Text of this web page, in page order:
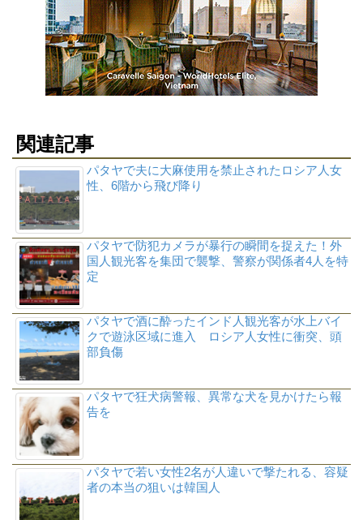
関連記事
パタヤで夫に大麻使用を禁止されたロシア人女
性、6階から飛び降り
パタヤで防犯カメラが暴行の瞬間を捉えた！外
国人観光客を集団で襲撃、警察が関係者4人を特
定
パタヤで酒に酔ったインド人観光客が水上バイ
クで遊泳区域に進入 ロシア人女性に衝突、頭
部負傷
パタヤで狂犬病警報、異常な犬を見かけたら報
告を
パタヤで若い女性2名が人違いで撃たれる、容疑
者の本当の狙いは韓国人